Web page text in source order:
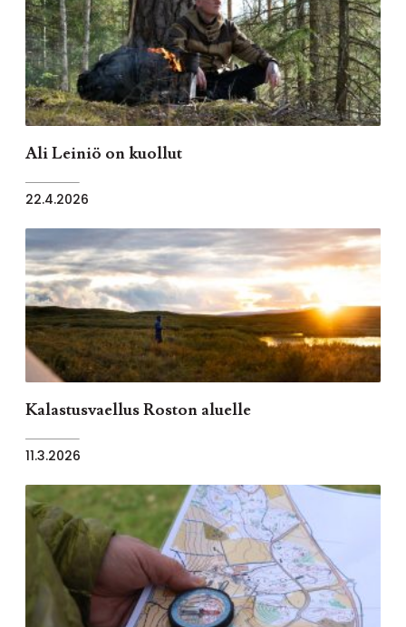
Ali Leiniö on kuollut
22.4.2026
Kalastusvaellus Roston aluelle
11.3.2026